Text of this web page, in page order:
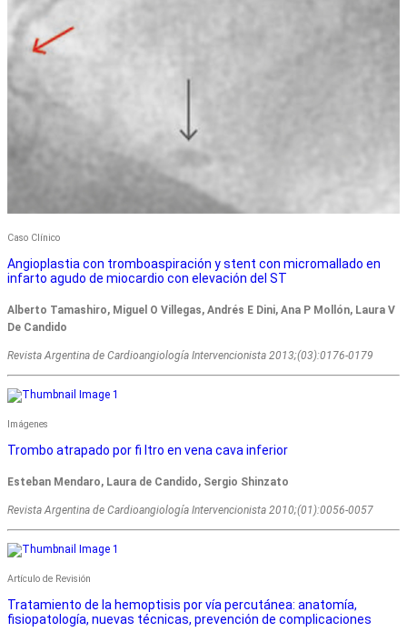
Caso Clínico
Angioplastia con tromboaspiración y stent con micromallado en
infarto agudo de miocardio con elevación del ST
Alberto Tamashiro, Miguel O Villegas, Andrés E Dini, Ana P Mollón, Laura V
De Candido
Revista Argentina de Cardioangiologí­a Intervencionista 2013;(03):0176-0179
Imágenes
Trombo atrapado por fi ltro en vena cava inferior
Esteban Mendaro, Laura de Candido, Sergio Shinzato
Revista Argentina de Cardioangiologí­a Intervencionista 2010;(01):0056-0057
Artículo de Revisión
Tratamiento de la hemoptisis por vía percutánea: anatomía,
fisiopatología, nuevas técnicas, prevención de complicaciones